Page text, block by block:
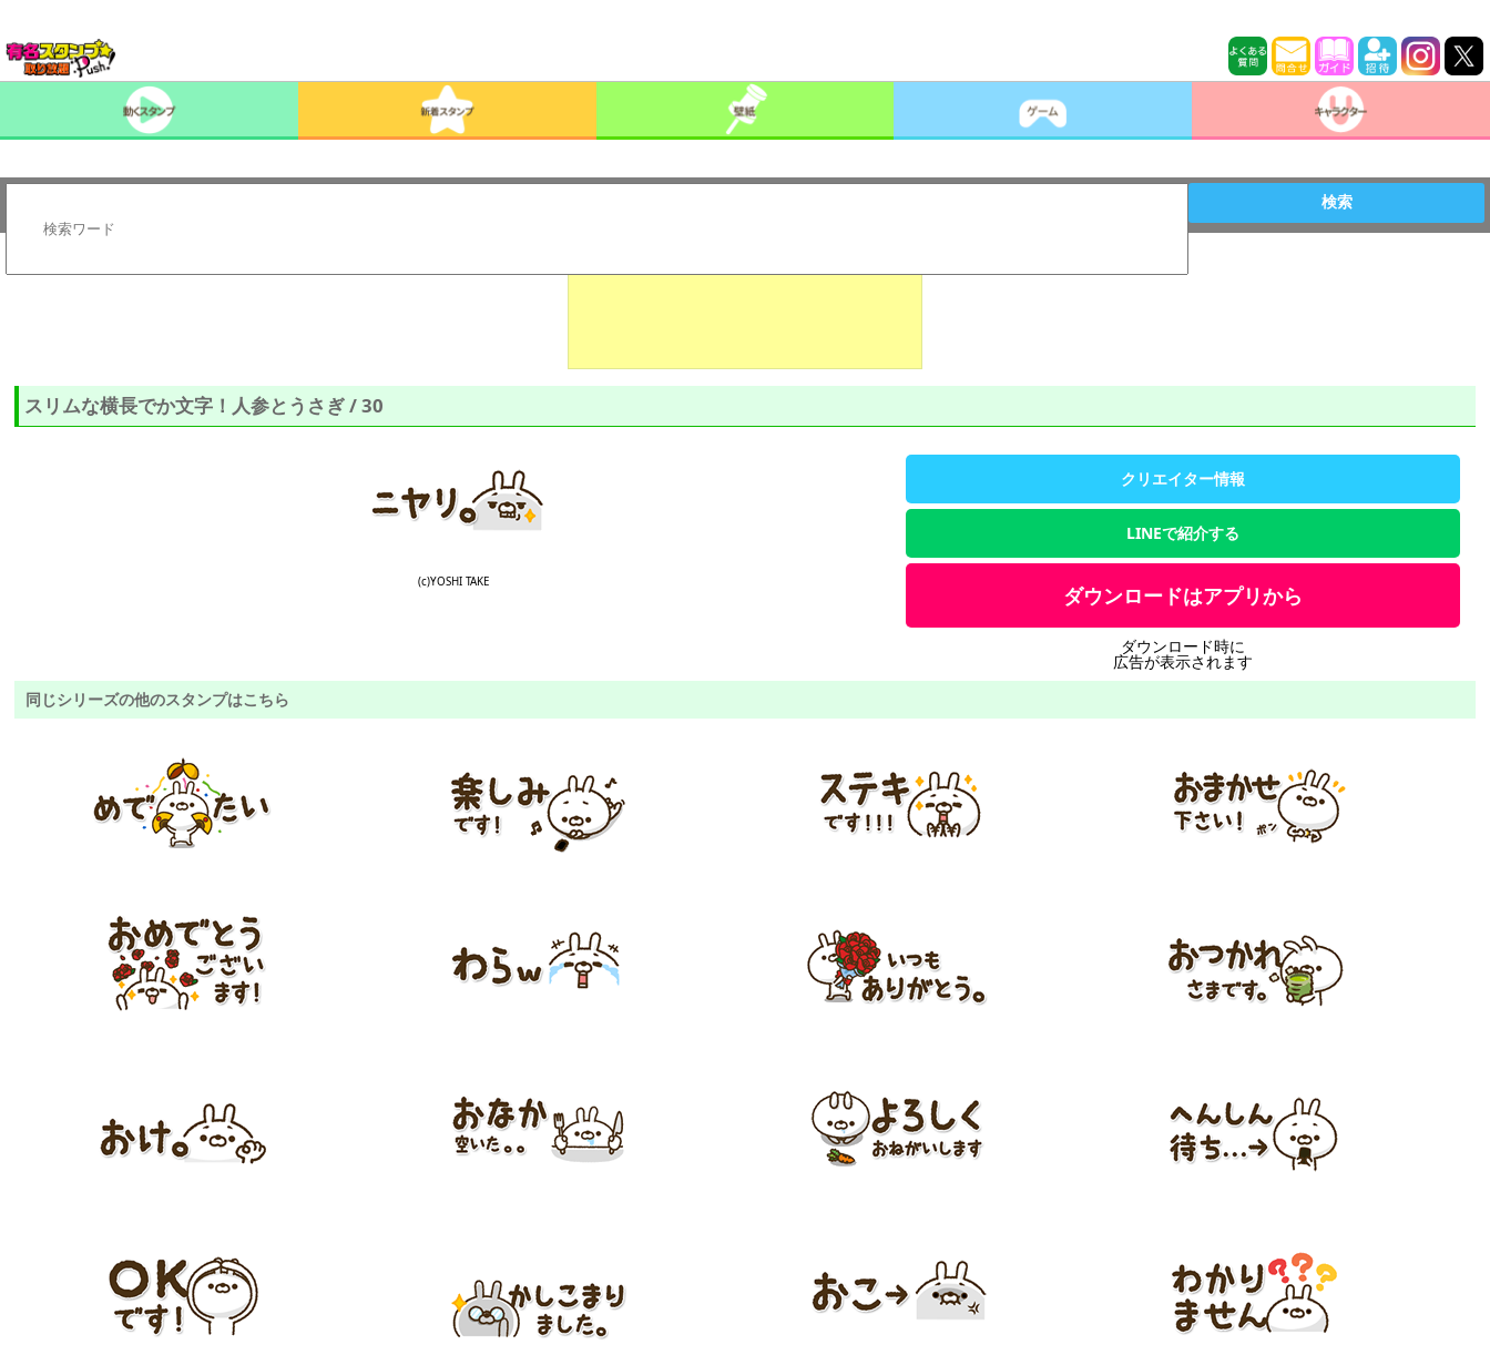
検索
スリムな横長でか文字！人参とうさぎ / 30
(c)YOSHI TAKE
クリエイター情報
LINEで紹介する
ダウンロードはアプリから
ダウンロード時に
広告が表示されます
同じシリーズの他のスタンプはこちら